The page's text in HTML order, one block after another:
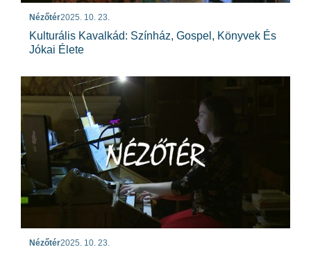
Nézőtér2025. 10. 23.
Kulturális Kavalkád: Színház, Gospel, Könyvek És
Jókai Élete
Nézőtér2025. 10. 23.